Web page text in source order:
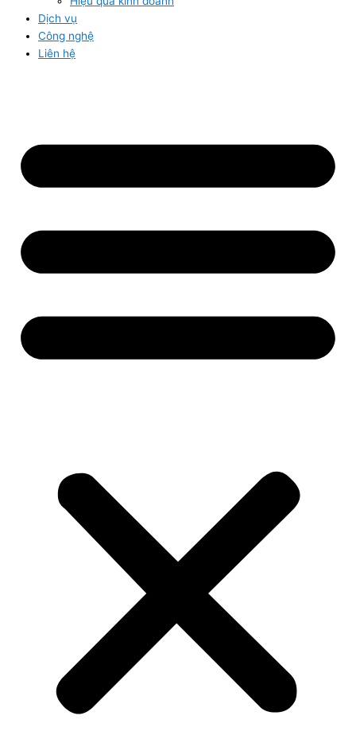
Dịch vụ
Công nghệ
Liên hệ